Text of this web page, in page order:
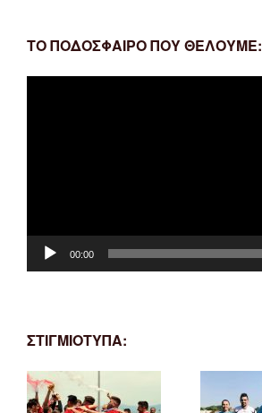
ΤΟ ΠΟΔΟΣΦΑΙΡΟ ΠΟΥ ΘΕΛΟΥΜΕ:
00:00
ΣΤΙΓΜΙΟΤΥΠΑ: